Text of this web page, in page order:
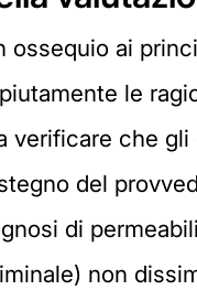
ossequio ai
le
verificare che
del
di
non